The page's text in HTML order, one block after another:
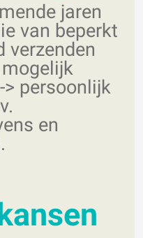
jaren
van beperkt
verzenden
persoonlijk
en